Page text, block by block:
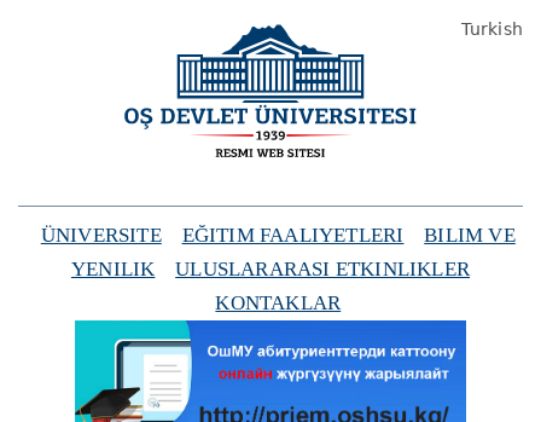
ÜNIVERSITE EĞITIM FAALIYETLERI
BILIM VE
YENILIK
ULUSLARARASI ETKINLIKLER
KONTAKLAR
Turkish